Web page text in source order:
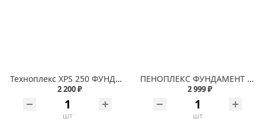
Техноплекс XPS 250 ФУНДАМЕНТ 1180x580x100 (2,74м2)(0,274м3)
2 200 ₽
шт
ПЕНОПЛЕКС ФУНДАМЕНТ 1185x585x100 (2,7729м2)(0,2772м3)
2 999 ₽
шт